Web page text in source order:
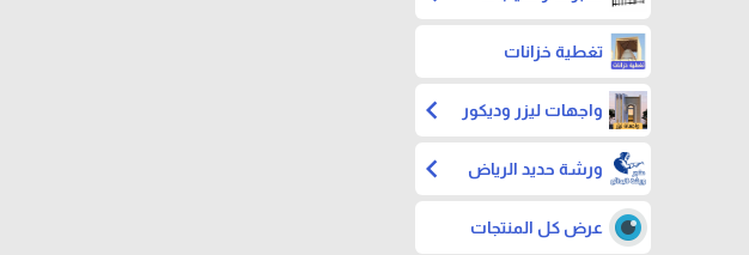
تغطية خزانات
واجهات ليزر وديكور chevron_left
ورشة حديد الرياض chevron_left
عرض كل المنتجات